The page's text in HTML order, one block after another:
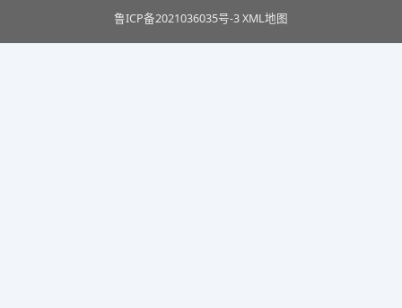
鲁ICP备2021036035号-3XML地图